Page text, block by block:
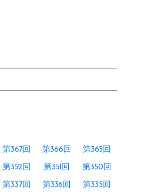
第367回 第366回 第365回
第352回 第351回 第350回
第337回 第336回 第335回